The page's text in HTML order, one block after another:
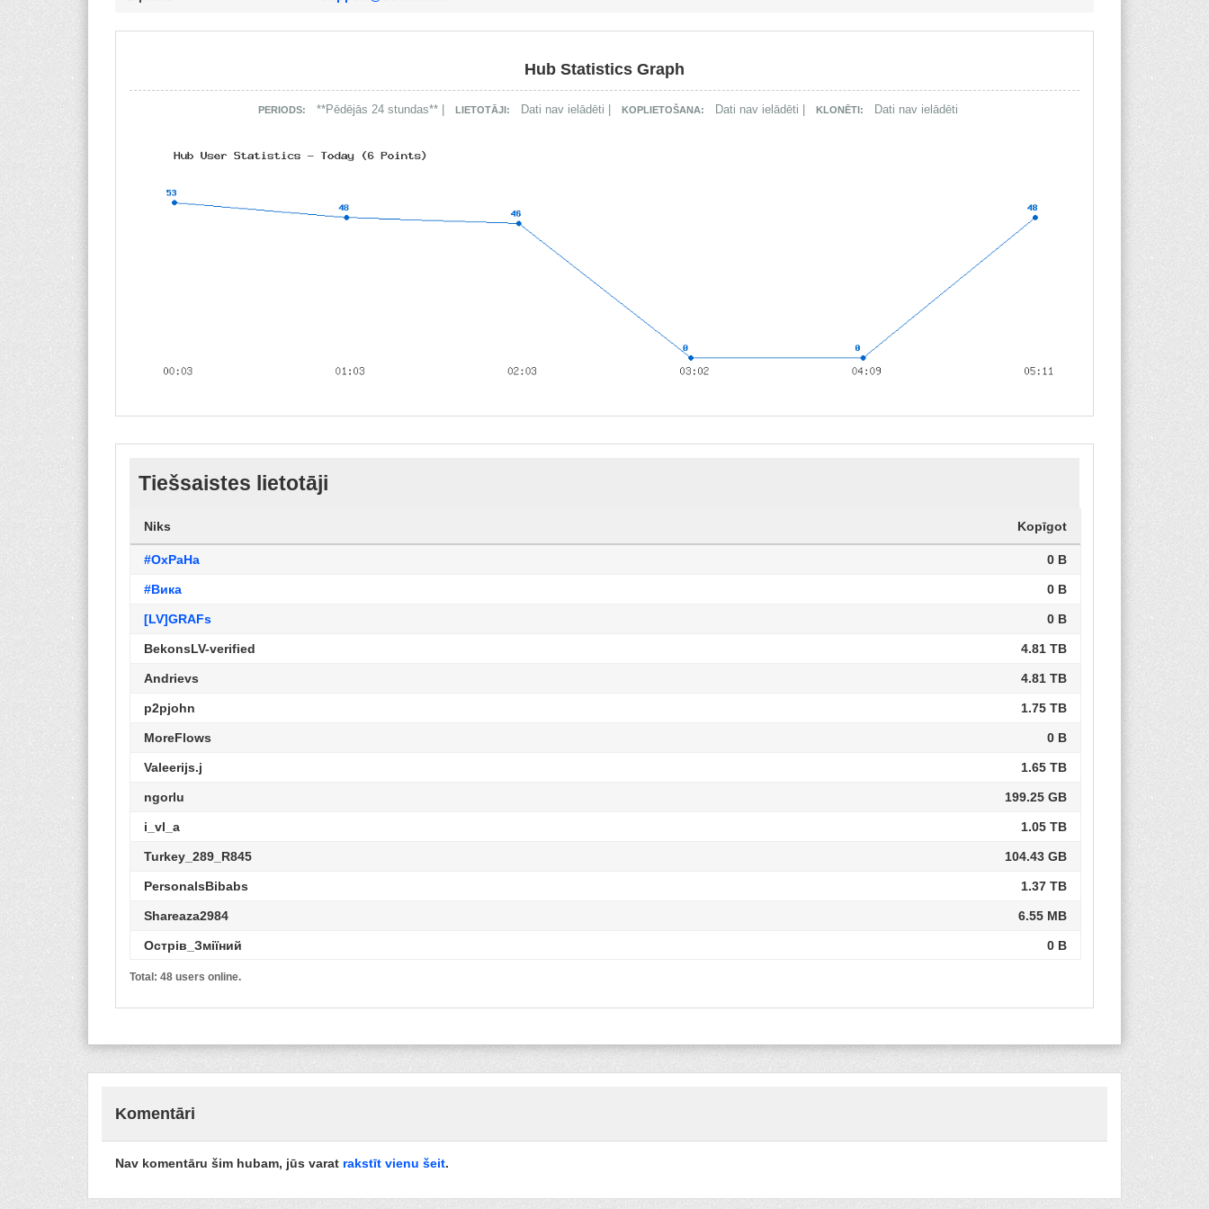
Hub Statistics Graph
PERIODS: **Pēdējās 24 stundas** | LIETOTĀJI: Dati nav ielādēti | KOPLIETOŠANA: Dati nav ielādēti | KLONĒTI: Dati nav ielādēti
Tiešsaistes lietotāji
Niks Kopīgot
#OxPaHa 0 B
#Вика 0 B
[LV]GRAFs 0 B
BekonsLV-verified 4.81 TB
Andrievs 4.81 TB
p2pjohn 1.75 TB
MoreFlows 0 B
Valeerijs.j 1.65 TB
ngorlu 199.25 GB
i_vl_a 1.05 TB
Turkey_289_R845 104.43 GB
PersonalsBibabs 1.37 TB
Shareaza2984 6.55 MB
Острів_Зміїний 0 B
Hulk_u0W
Troll_N99H 539.22 GB
hitomi_112358 186.77 GB
[fly]Head_MGV
Total: 48 users online.
Komentāri
Nav komentāru šim hubam, jūs varat rakstīt vienu šeit.